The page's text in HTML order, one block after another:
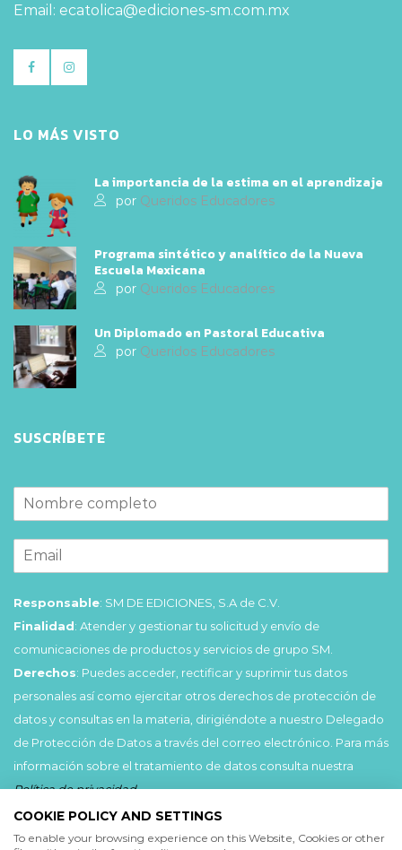
Email: ecatolica@ediciones-sm.com.mx
LO MÁS VISTO
La importancia de la estima en el aprendizaje
por Queridos Educadores
Programa sintético y analítico de la Nueva
Escuela Mexicana
por Queridos Educadores
Un Diplomado en Pastoral Educativa
por Queridos Educadores
SUSCRÍBETE
Responsable: SM DE EDICIONES, S.A de C.V.
Finalidad: Atender y gestionar tu solicitud y envío de
comunicaciones de productos y servicios de grupo SM.
Derechos: Puedes acceder, rectificar y suprimir tus datos
personales así como ejercitar otros derechos de protección de
datos y consultas en la materia, dirigiéndote a nuestro Delegado
de Protección de Datos a través del correo electrónico. Para más
información sobre el tratamiento de datos consulta nuestra
Política de privacidad.
COOKIE POLICY AND SETTINGS
To enable your browsing experience on this Website, Cookies or other